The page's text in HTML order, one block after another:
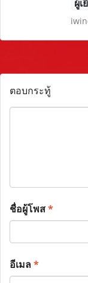
ผู้เ
ตอบกระทู้
ชื่อผู้โพส*
อีเมล*